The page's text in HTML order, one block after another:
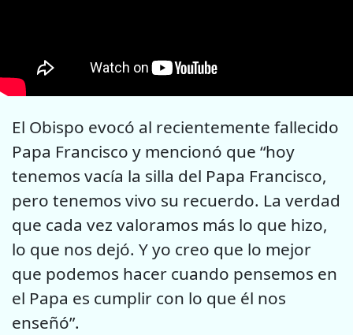
El Obispo evocó al recientemente fallecido
Papa Francisco y mencionó que “hoy
tenemos vacía la silla del Papa Francisco,
pero tenemos vivo su recuerdo. La verdad
que cada vez valoramos más lo que hizo,
lo que nos dejó. Y yo creo que lo mejor
que podemos hacer cuando pensemos en
el Papa es cumplir con lo que él nos
enseñó”.